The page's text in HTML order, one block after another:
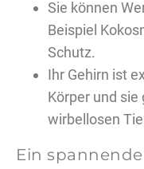
Sie können
Beispiel
Schutz.
Ihr Gehirn ist
Körper und
wirbellosen
Ein